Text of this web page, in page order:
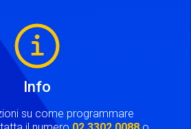
Info
su come programmare